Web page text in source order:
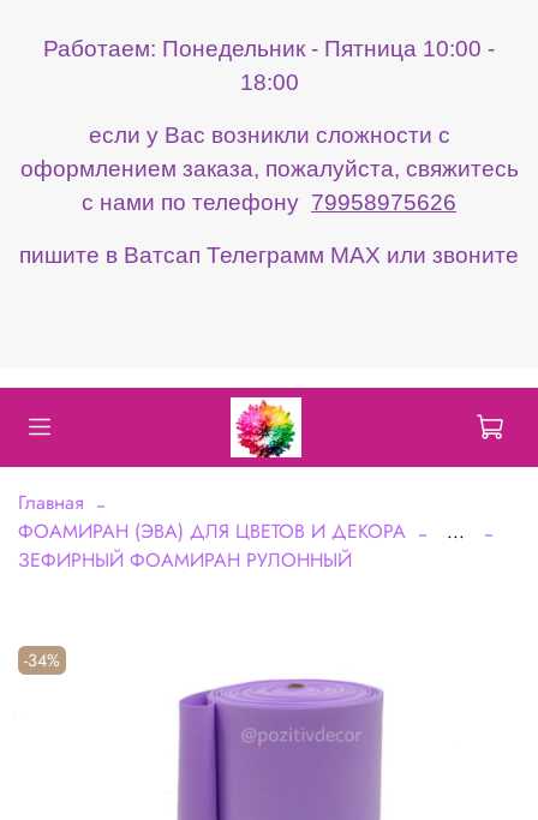
Работаем: Понедельник - Пятница 10:00 -
18:00
если у Вас возникли сложности с
оформлением заказа, пожалуйста, свяжитесь
с нами по телефону 79958975626
пишите в Ватсап Телеграмм МАХ или звоните
Главная
ФОАМИРАН (ЭВА) ДЛЯ ЦВЕТОВ И ДЕКОРА
...
ЗЕФИРНЫЙ ФОАМИРАН РУЛОННЫЙ
-34%